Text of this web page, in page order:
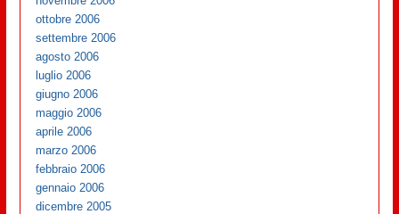
ottobre 2006
settembre 2006
agosto 2006
luglio 2006
giugno 2006
maggio 2006
aprile 2006
marzo 2006
febbraio 2006
gennaio 2006
dicembre 2005